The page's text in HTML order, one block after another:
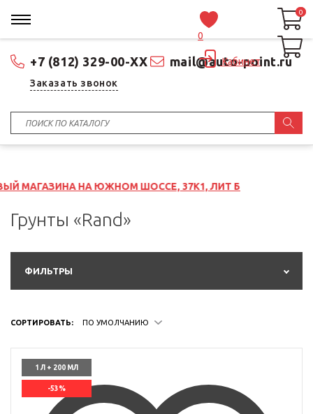
+7 (812) 329-00-XX mail@auto-point.ru
Заказать звонок
0
Кабинет
0
0
НА ЮЖНОМ ШОССЕ, 37К1, ЛИТ Б
Грунты «Rand»
ФИЛЬТРЫ
СОРТИРОВАТЬ: ПО УМОЛЧАНИЮ
1 Л + 200 МЛ
-53%